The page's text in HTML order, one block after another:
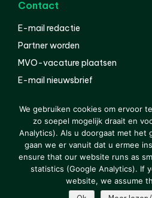
Contact
E-mail redactie
Partner worden
MVO-vacature plaatsen
E-mail nieuwsbrief
© 2000-2026 Van der Molen EIS
Privacy
We gebruiken cookies om ervoor
zo soepel mogelijk draait en
Analytics). Als u doorgaat met het
gaan we er vanuit dat u ermee
ensure that our website runs as
statistics (Google Analytics). If
website, we assume